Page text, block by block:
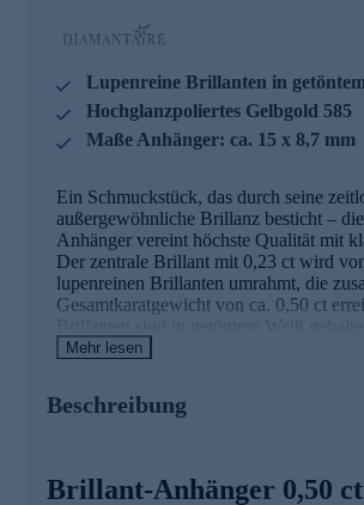
Lupenreine Brillanten in
Hochglanzpoliertes Gelbgold 585
Maße Anhänger: ca. 15 x 8,7 mm
Ein Schmuckstück, das durch seine
außergewöhnliche Brillanz besticht –
Anhänger vereint höchste Qualität mit
Der zentrale Brillant mit 0,23 ct wird
lupenreinen Brillanten umrahmt, die
Gesamtkaratgewicht von ca. 0,50 ct
Brillanten sind in getöntem Weiß
durch ihre IF-Qualität (lupenrein) sowie
gehalten, während die umgebenden
einen warmen, luxuriösen Glanz und
Rahmen für die funkelnden Edelsteine.
Mehr lesen
Beschreibung
Brillant-Anhänger 0,50 ct